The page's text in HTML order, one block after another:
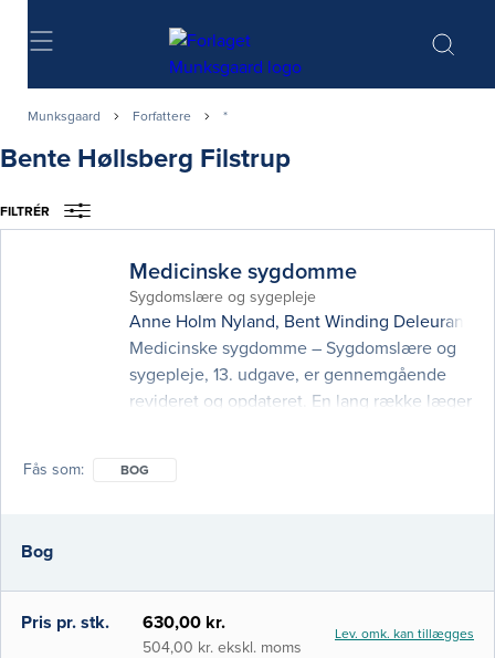
Søg
Munksgaard Forfattere *
Bente Høllsberg Filstrup
FILTRÉR
Medicinske sygdomme
Sygdomslære og sygepleje
Anne Holm Nyland, Bent Winding Deleuran
Medicinske sygdomme – Sygdomslære og
sygepleje, 13. udgave, er gennemgående
revideret og opdateret. En lang række læger
kommet til, og bogen er udvidet med et
generelle kapitler: Intern medicin, Sun
Fås som BOG
Bog
Pris pr. stk. 630,00 kr.
504,00 kr. ekskl. moms
Lev. omk. kan tillægges